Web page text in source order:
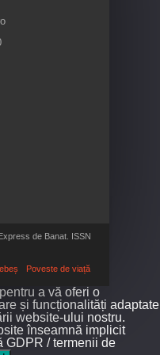
de Banat. ISSN
Poveste de viață
a vă oferi o
și funcționalități adaptate
website-ului nostru.
înseamnă implicit
GDPR / termenii de